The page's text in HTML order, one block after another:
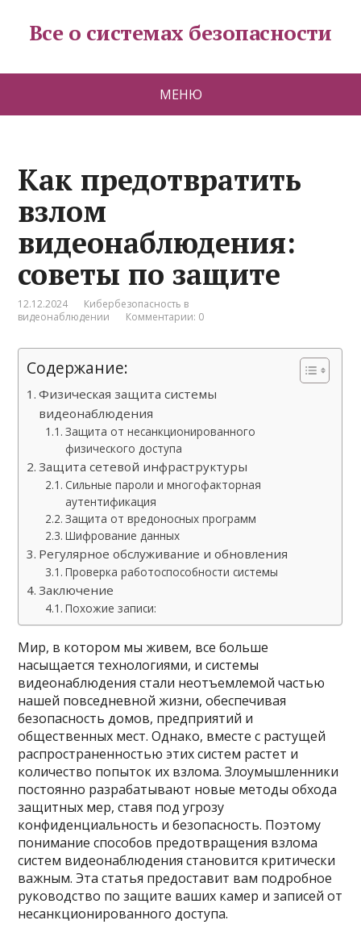
Все о системах безопасности
МЕНЮ
Как предотвратить
взлом
видеонаблюдения:
советы по защите
12.12.2024
Кибербезопасность в
видеонаблюдении
Комментарии: 0
Содержание:
Физическая защита системы
видеонаблюдения
Защита от несанкционированного
физического доступа
Защита сетевой инфраструктуры
Сильные пароли и многофакторная
аутентификация
Защита от вредоносных программ
Шифрование данных
Регулярное обслуживание и обновления
Проверка работоспособности системы
Заключение
Похожие записи:
Мир, в котором мы живем, все больше
насыщается технологиями, и системы
видеонаблюдения стали неотъемлемой частью
нашей повседневной жизни, обеспечивая
безопасность домов, предприятий и
общественных мест. Однако, вместе с растущей
распространенностью этих систем растет и
количество попыток их взлома. Злоумышленники
постоянно разрабатывают новые методы обхода
защитных мер, ставя под угрозу
конфиденциальность и безопасность. Поэтому
понимание способов предотвращения взлома
систем видеонаблюдения становится критически
важным. Эта статья предоставит вам подробное
руководство по защите ваших камер и записей от
несанкционированного доступа.